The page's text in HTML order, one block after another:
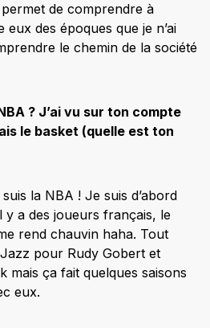
de comprendre à
eux des époques que je n’ai
le chemin de la société
? J’ai vu sur ton compte
le basket (quelle est ton
la NBA ! Je suis d’abord
y a des joueurs français, le
rend chauvin haha. Tout
pour Rudy Gobert et
mais ça fait quelques saisons
eux.